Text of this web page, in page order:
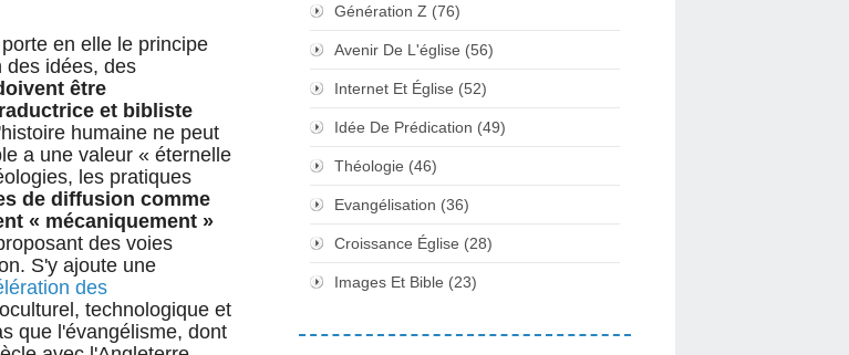
en elle le principe
des idées, des
être
et bibliste
humaine ne peut
a une valeur « éternelle
les pratiques
de diffusion comme
« mécaniquement »
des voies
S'y ajoute une
des
technologique et
que l'évangélisme, dont
Génération Z (76)
Avenir De L'église (56)
Internet Et Église (52)
Idée De Prédication (49)
Théologie (46)
Evangélisation (36)
Croissance Église (28)
Images Et Bible (23)